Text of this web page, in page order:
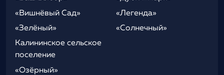
«Вишнёвый Сад»
«Зелёный»
Калининское сельское
поселение
«Озёрный»
«Легенда»
«Солнечный»